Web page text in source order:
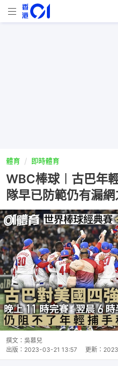
體育 即時體育
WBC棒球︱古巴年
隊早已防範仍有漏
撰文： 吳慕兒
出版： 2023-03-21 13:57 更新：